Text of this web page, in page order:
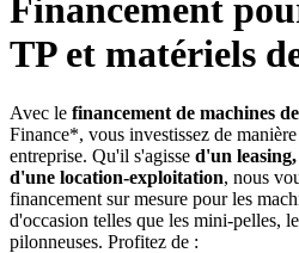
Financement
TP et matériels
Avec le financement de machines
Finance*, vous investissez de
entreprise. Qu'il s'agisse d'un
d'une location-exploitation, nous
financement sur mesure pour les
d'occasion telles que les mini-pelles,
pilonneuses. Profitez de :